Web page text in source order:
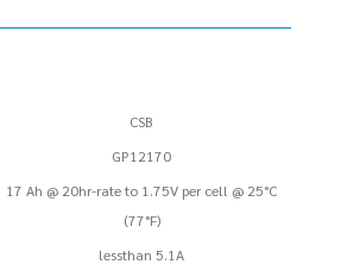
CSB
GP12170
17 Ah @ 20hr-rate to 1.75V per cell @ 25°C
(77°F)
lessthan 5.1A